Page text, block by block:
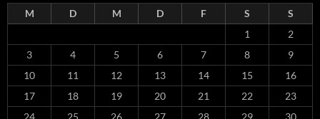
M D M D F S
S
1
2
3
4 5 6 7 8
9
10
11 12 13 14 15
16
17
18 19 20 21 22
23